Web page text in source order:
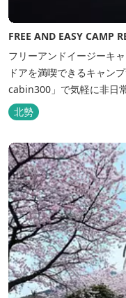
FREE AND EASY CAMP
フリーアンドイージーキ
ドアを満喫できるキャン
cabin300」で気軽に非日
サイト、日帰り手ぶら
ナ施設などを完備、キャ
アイグニス」の入浴利用
北勢